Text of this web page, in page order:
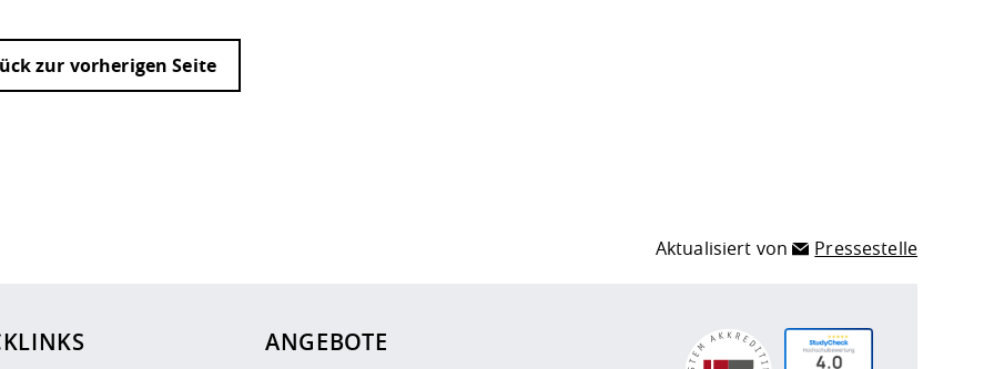
zur vorherigen Seite
Aktualisiert von Pressestelle
ANGEBOTE